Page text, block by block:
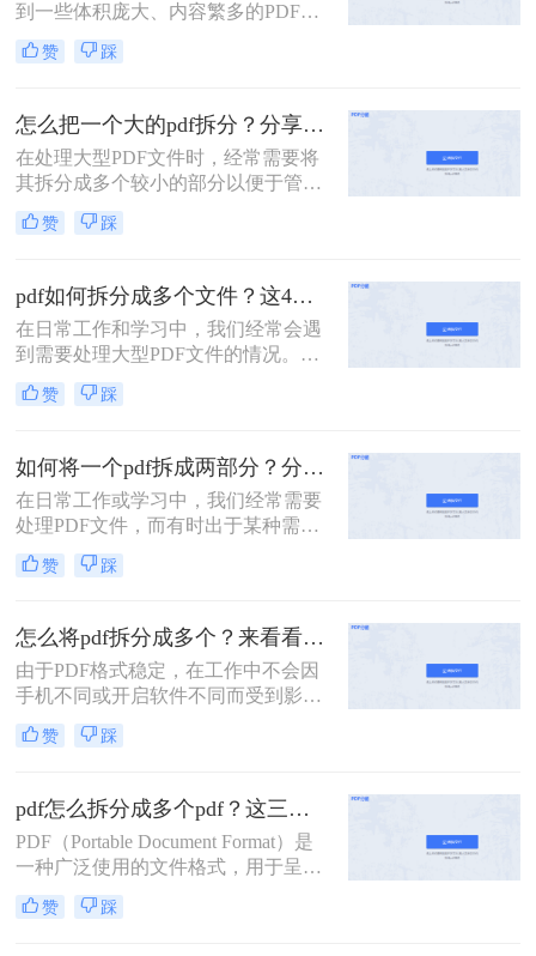
到一些体积庞大、内容繁多的PDF文
件。这些文件可能包含多个章节、报
告或文档，但出于某种需要，我们可
便于分享、存储或阅读。那么一个大
的PDF文件怎么拆分开成几个文件
呢？本文将为您介绍几种实用的方
法，帮助您轻松将一个大的PDF文件
拆分成多个文件。
赞 踩
怎么把一个大的pdf拆分？分享三种分割文件的方法！
在处理大型PDF文件时，经常需要将
其拆分成多个较小的部分以便于管
理、分享或分别处理不同的章节。无
论是学术研究、项目管理还是日常办
非常实用的技能。以下是一篇关于怎
么把一个大的pdf拆分的详细指南。
赞 踩
pdf如何拆分成多个文件？这4种方法教你轻松拆分！
在日常工作和学习中，我们经常会遇
到需要处理大型PDF文件的情况。有
时，为了方便管理、分享或仅需要文
件中的某一部分内容，我们需要将
如何拆分成多个文件呢？本文将详细
介绍几种常用的PDF拆分方法，帮助
您轻松实现PDF文件的分割。
赞 踩
如何将一个pdf拆成两部分？分享这三个轻松拆分方法！
在日常工作或学习中，我们经常需要
处理PDF文件，而有时出于某种需
要，我们可能希望将一个较大的PDF
文件拆分成几个较小的部分。那么如
些常用的方法，帮助您轻松实现将一
个PDF拆成两部分的目标。
赞 踩
怎么将pdf拆分成多个？来看看这几个PDF拆分方法！
由于PDF格式稳定，在工作中不会因
手机不同或开启软件不同而受到影
响，因此我们经常使用PDF来传输文
件。但是，经常会遇到一种情况，需
部分内容，有些内容并不方便给他人
看。因此，此时最好的办法就是把它
拆分。所以，怎么将pdf拆分成多个
呢？以下是3种有用的PDF拆分方法，
一起来看看吧。
赞 踩
pdf怎么拆分成多个pdf？这三种方法教你轻松拆分！
PDF（Portable Document Format）是
一种广泛使用的文件格式，用于呈现
文档，因为它可以保持原始文档的格
式和布局，不受操作系统、软件或硬
赞 踩